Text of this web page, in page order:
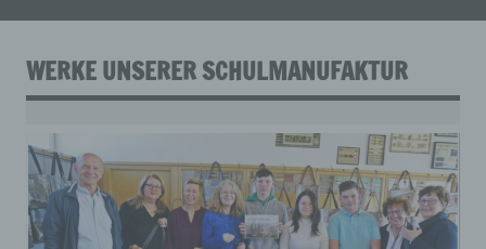
WERKE UNSERER SCHULMANUFAKTUR